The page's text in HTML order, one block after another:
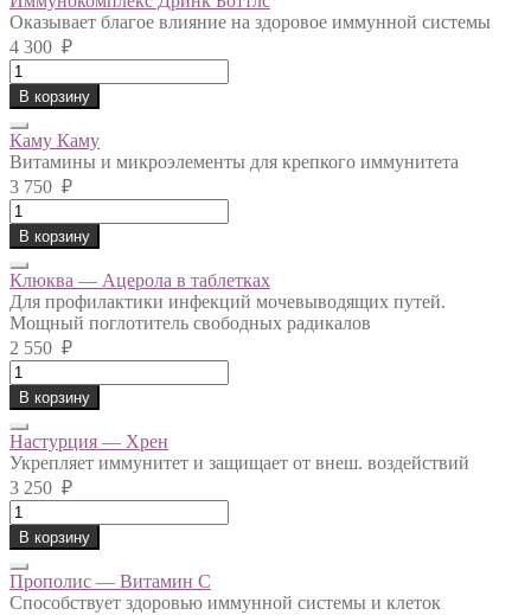
Оказывает благое влияние на здоровое иммунной системы
4 300 ₽
Иммунокомплекс
Дринк
Боттлс
quantity
В корзину
Каму Каму
Витамины и микроэлементы для крепкого иммунитета
3 750 ₽
Каму
Каму
quantity
В корзину
Клюква — Ацерола в таблетках
Для профилактики инфекций мочевыводящих путей.
Мощный поглотитель свободных радикалов
2 550 ₽
Клюква
-
Ацерола
в
таблетках
quantity
В корзину
Настурция — Хрен
Укрепляет иммунитет и защищает от внеш. воздействий
3 250 ₽
Настурция
-
Хрен
quantity
В корзину
Прополис — Витамин С
Способствует здоровью иммунной системы и клеток